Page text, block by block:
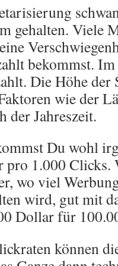
gehalten. Viele
bekommst.
Die Höhe der
wie der
der Jahreszeit.
Du wohl
1.000 Clicks.
wo viel
wird, gut mit
Dollar für
können